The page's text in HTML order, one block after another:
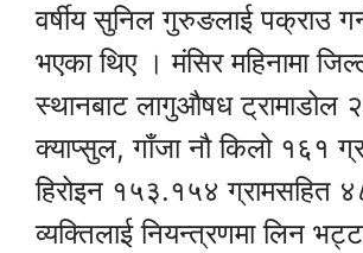
वर्षीय सुनिल गुरुङलाई पक्राउ
भएका थिए । मंसिर महिनामा
स्थानबाट लागुऔषध ट्रामाडोल
क्याप्सुल, गाँजा नौ किलो १६१
हिरोइन १५३.१५४ ग्रामसहित
व्यक्तिलाई नियन्त्रणमा लिन